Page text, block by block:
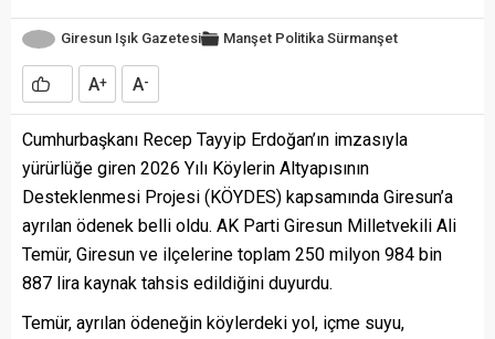
Giresun Işık Gazetesi Manşet Politika Sürmanşet
A+ A-
Cumhurbaşkanı Recep Tayyip Erdoğan’ın imzasıyla
yürürlüğe giren 2026 Yılı Köylerin Altyapısının
Desteklenmesi Projesi (KÖYDES) kapsamında Giresun’a
ayrılan ödenek belli oldu. AK Parti Giresun Milletvekili Ali
Temür, Giresun ve ilçelerine toplam 250 milyon 984 bin
887 lira kaynak tahsis edildiğini duyurdu.
Temür, ayrılan ödeneğin köylerdeki yol, içme suyu,